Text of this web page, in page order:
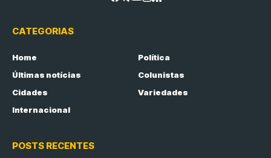
CATEGORIAS
Home
Política
Últimas notícias
Colunistas
Cidades
Variedades
Internacional
POSTS RECENTES